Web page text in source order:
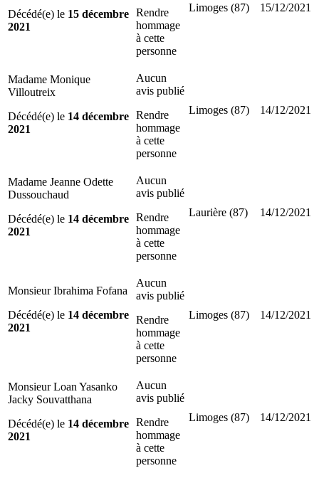
Décédé(e) le 15 décembre
2021
Rendre
hommage
à cette
personne
Limoges (87) 15/12/2021
Madame Monique
Villoutreix
Décédé(e) le 14 décembre
2021
Aucun
avis publié
Rendre
hommage
à cette
personne
Limoges (87) 14/12/2021
Madame Jeanne Odette
Dussouchaud
Décédé(e) le 14 décembre
2021
Aucun
avis publié
Rendre
hommage
à cette
personne
Laurière (87) 14/12/2021
Monsieur Ibrahima Fofana
Décédé(e) le 14 décembre
2021
Aucun
avis publié
Rendre
hommage
à cette
personne
Limoges (87) 14/12/2021
Monsieur Loan Yasanko
Jacky Souvatthana
Décédé(e) le 14 décembre
2021
Aucun
avis publié
Rendre
hommage
à cette
personne
Limoges (87) 14/12/2021